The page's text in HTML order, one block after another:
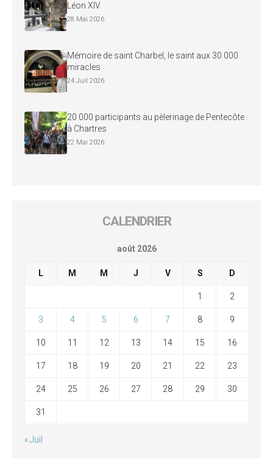
Léon XIV
28 Mai 2026
Mémoire de saint Charbel, le saint aux 30 000
miracles
24 Juil 2026
20 000 participants au pèlerinage de Pentecôte
à Chartres
22 Mai 2026
CALENDRIER
août 2026
L M M J V S D
1 2
3 4 5 6 7 8 9
10 11 12 13 14 15 16
17 18 19 20 21 22 23
24 25 26 27 28 29 30
31
« Juil